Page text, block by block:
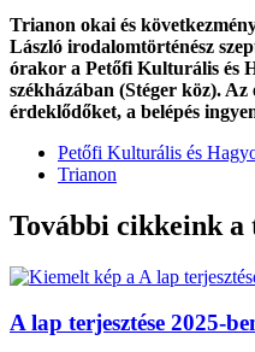
Trianon okai és
László irodalomtörténész
órakor a Petőfi Kulturális és
székházában (Stéger köz).
érdeklődőket, a belépés
Petőfi Kulturális és
Trianon
További cikkeink a
A lap terjesztése 2025-